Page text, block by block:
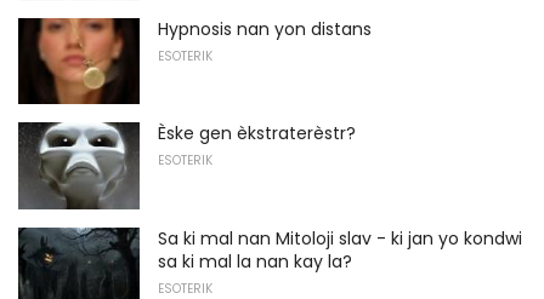
Hypnosis nan yon distans
ESOTERIK
Èske gen èkstraterèstr?
ESOTERIK
Sa ki mal nan Mitoloji slav - ki jan yo kondwi
sa ki mal la nan kay la?
ESOTERIK